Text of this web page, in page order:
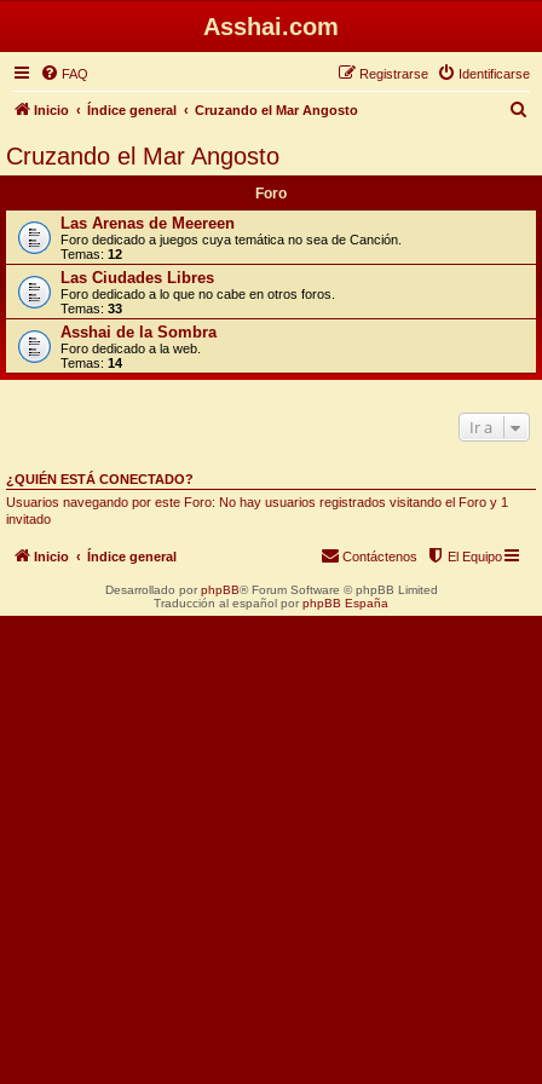
Asshai.com
FAQ Identificarse
Registrarse
Inicio Índice general Cruzando el Mar Angosto
Cruzando el Mar Angosto
Foro
Las Arenas de Meereen
Foro dedicado a juegos cuya temática no sea de Canción.
Temas: 12
Las Ciudades Libres
Foro dedicado a lo que no cabe en otros foros.
Temas: 33
Asshai de la Sombra
Foro dedicado a la web.
Temas: 14
Ir a
¿QUIÉN ESTÁ CONECTADO?
Usuarios navegando por este Foro: No hay usuarios registrados visitando el Foro y 1
invitado
Inicio Índice general El Equipo
Contáctenos
Desarrollado por phpBB® Forum Software © phpBB Limited
Traducción al español por phpBB España